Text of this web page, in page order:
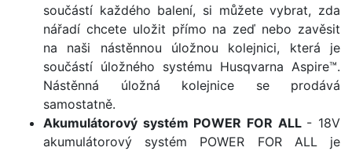
součástí každého balení, si můžete vybrat, zda
nářadí chcete uložit přímo na zeď nebo zavěsit
na naši nástěnnou úložnou kolejnici, která je
součástí úložného systému Husqvarna Aspire™.
Nástěnná úložná kolejnice se prodává
samostatně.
Akumulátorový systém POWER FOR ALL - 18V
akumulátorový systém POWER FOR ALL je